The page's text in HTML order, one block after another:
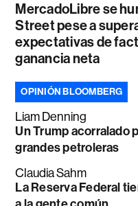
MercadoLibre se
Street pese a
expectativas de
ganancia neta
OPINIÓN BLOOMBERG
Liam Denning
Un Trump acorralado
grandes petroleras
Claudia Sahm
La Reserva Federal